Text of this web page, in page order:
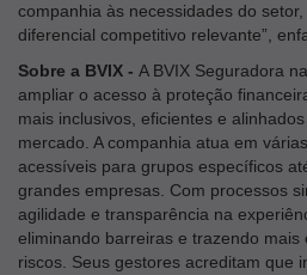
companhia às necessidades do
diferencial competitivo relevante”,
Sobre a BVIX - A BVIX Seguradora
ampliar o acesso à proteção
mais inclusivos, eficientes e
mercado. A companhia atua em
acessíveis para grupos específicos
grandes empresas. Com processos
agilidade e transparência na
eliminando barreiras e trazendo mais
riscos. Seus gestores acreditam que